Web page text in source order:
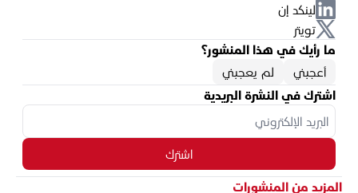
لينكد إن
تويتر
ما رأيك في هذا المنشور؟
أعجبني
لم يعجبني
اشترك في النشرة البريدية
اشترك
المزيد من المنشورات